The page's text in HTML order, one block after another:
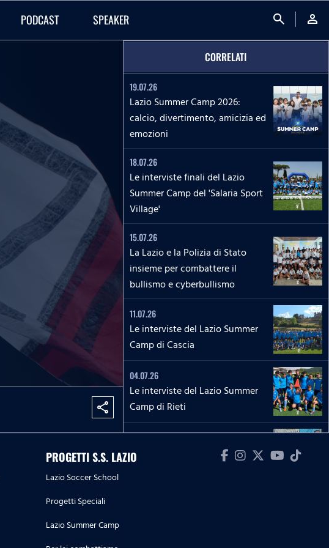
PODCAST SPEAKER search person
share
CORRELATI
19.07.26
Lazio Summer Camp 2026:
calcio, divertimento, amicizia ed
emozioni
18.07.26
Le interviste finali del Lazio
Summer Camp del 'Salaria Sport
Village'
15.07.26
La Lazio e la Polizia di Stato
insieme per combattere il
bullismo e cyberbullismo
11.07.26
Le interviste del Lazio Summer
Camp di Cascia
04.07.26
Le interviste del Lazio Summer
Camp di Rieti
28.06.26
Le interviste del Lazio Summer
PROGETTI S.S. LAZIO
Lazio Soccer School
Progetti Speciali
Lazio Summer Camp